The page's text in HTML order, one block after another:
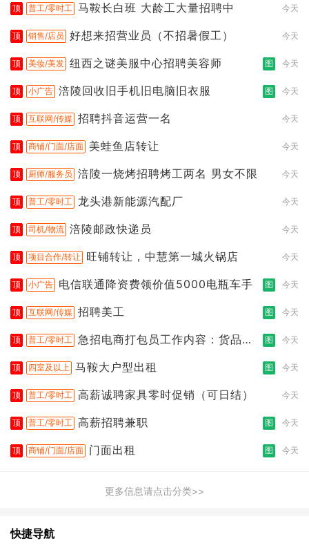
顶 普工/零时工 马鞍长白班 大龄工大量招聘中 今天
顶 销售/店员 好想来招营业员（不招暑假工） 今天
顶 美妆/美发 纽西之谜美服中心招聘美容师 图 今天
顶 小广告 涪陵回收旧手机旧电脑旧衣服 图 今天
顶 互联网/传媒 招聘抖音运营一名 今天
顶 商铺/门面/店面 美蛙鱼店转让 今天
顶 厨师/服务员 涪陵一烧烤招聘烤工两名 男女不限 今天
顶 普工/零时工 龙头港新能源汽配厂 今天
顶 司机/物流 涪陵邮政快递员 今天
顶 项目合作/转让 旺铺转让，中慧第一城火锅店 今天
顶 小广告 电信联通降资费领价值5000电瓶车手 图 今天
顶 互联网/传媒 招聘美工 图 今天
顶 普工/零时工 急招电商打包员工作内容：货品分
图 今天
顶 四室及以上 马鞍大户型出租 图 今天
顶 普工/零时工 高薪诚聘家具零时促销（可日结） 今天
顶 普工/零时工 高薪招聘兼职 图 今天
顶 商铺/门面/店面 门面出租 图 今天
更多信息请点击分类>>
快捷导航